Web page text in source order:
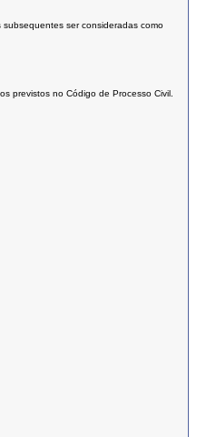
ser consideradas como
previstos no Código de Processo Civil.